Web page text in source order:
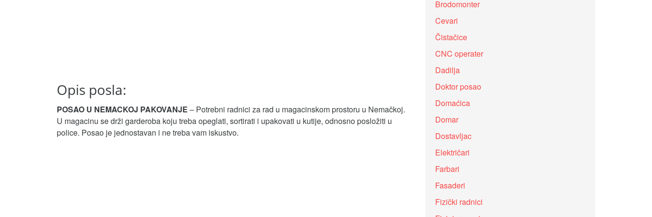
Opis posla:
POSAO U NEMACKOJ PAKOVANJE – Potrebni radnici za rad u magacinskom prostoru u Nemačkoj.
U magacinu se drži garderoba koju treba opeglati, sortirati i upakovati u kutije, odnosno posložiti u
police. Posao je jednostavan i ne treba vam iskustvo.
Brodomonter
Cevari
Čistačice
CNC operater
Dadilja
Doktor posao
Domaćica
Domar
Dostavljac
Električari
Farbari
Fasaderi
Fizički radnici